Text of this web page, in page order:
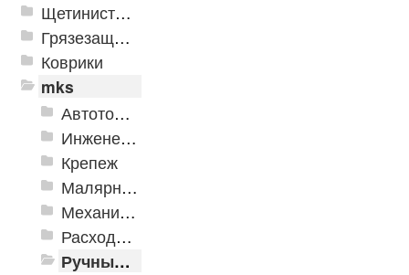
Щетинистые покрытия
Грязезащитные, влаговпитывающие покрытия
Коврики
mks
Автотовары
Инженерная сантехника и инструменты
Крепеж
Малярно-штукатурные инструменты
Механизированные инструменты
Расходные инструменты
Ручные инструменты